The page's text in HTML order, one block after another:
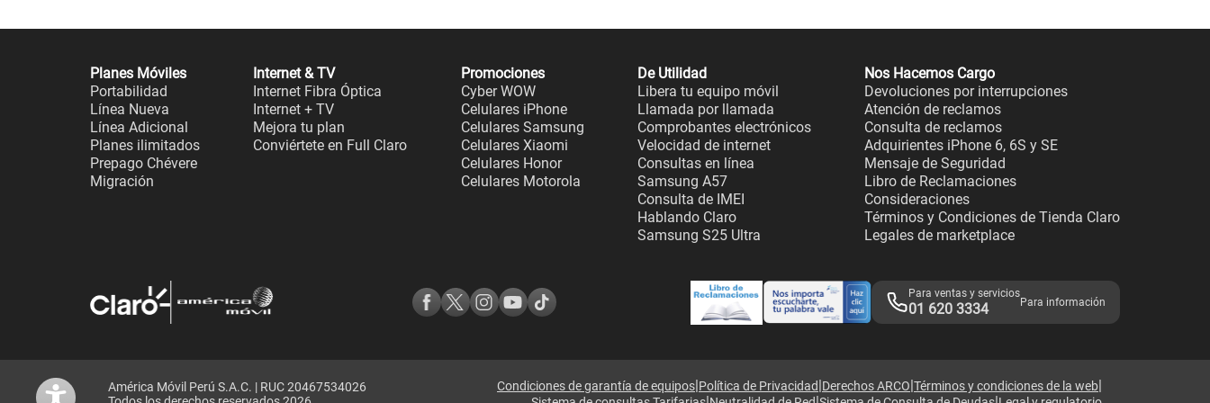
Planes Móviles
Portabilidad
Línea Nueva
Línea Adicional
Planes ilimitados
Prepago Chévere
Migración
Internet & TV
Internet Fibra Óptica
Internet + TV
Mejora tu plan
Conviértete en Full Claro
Promociones
Cyber WOW
Celulares iPhone
Celulares Samsung
Celulares Xiaomi
Celulares Honor
Celulares Motorola
De Utilidad
Libera tu equipo móvil
Llamada por llamada
Comprobantes electrónicos
Velocidad de internet
Consultas en línea
Samsung A57
Consulta de IMEI
Hablando Claro
Samsung S25 Ultra
Nos Hacemos Cargo
Devoluciones por interrupciones
Atención de reclamos
Consulta de reclamos
Adquirientes iPhone 6, 6S y SE
Mensaje de Seguridad
Libro de Reclamaciones
Consideraciones
Términos y Condiciones de Tienda Claro
Legales de marketplace
Para ventas y servicios
01 620 3334 Para información
América Móvil Perú S.A.C. | RUC 20467534026
Condiciones de garantía de equipos|Política de Privacidad|Derechos ARCO|Términos y condiciones de la web|